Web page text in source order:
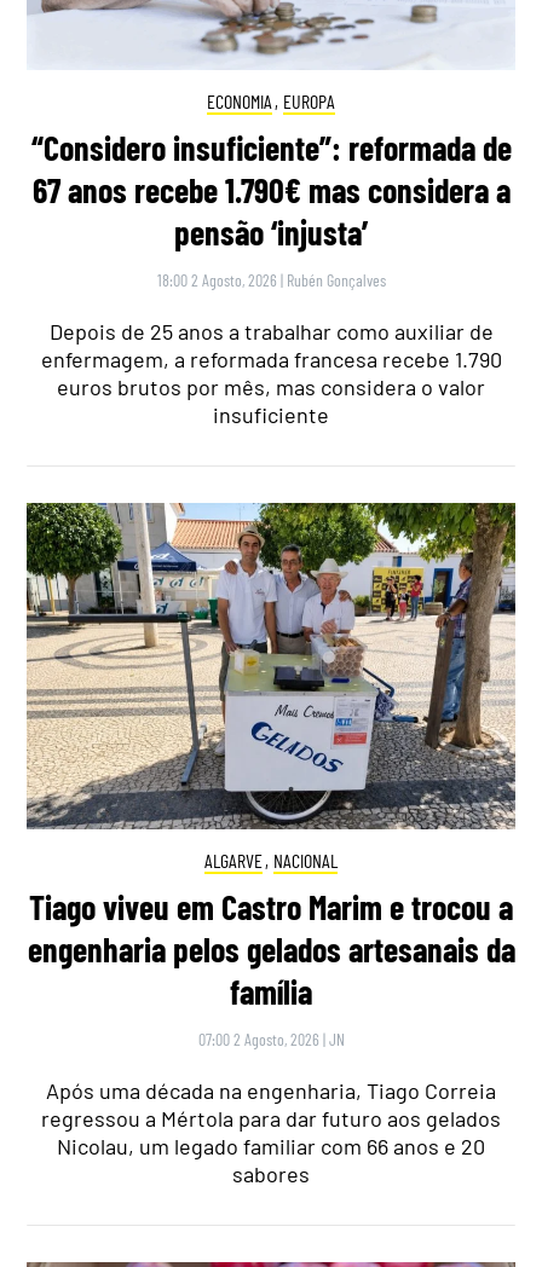
ECONOMIA , EUROPA
“Considero insuficiente”: reformada de
67 anos recebe 1.790€ mas considera a
pensão ‘injusta’
18:00 2 Agosto, 2026 | Rubén Gonçalves
Depois de 25 anos a trabalhar como auxiliar de
enfermagem, a reformada francesa recebe 1.790
euros brutos por mês, mas considera o valor
insuficiente
ALGARVE, NACIONAL
Tiago viveu em Castro Marim e trocou a
engenharia pelos gelados artesanais da
família
07:00 2 Agosto, 2026 |JN
Após uma década na engenharia, Tiago Correia
regressou a Mértola para dar futuro aos gelados
Nicolau, um legado familiar com 66 anos e 20
sabores